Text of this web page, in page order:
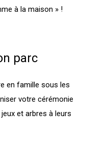
à la maison » !
parc
en famille sous les
votre cérémonie
et arbres à leurs